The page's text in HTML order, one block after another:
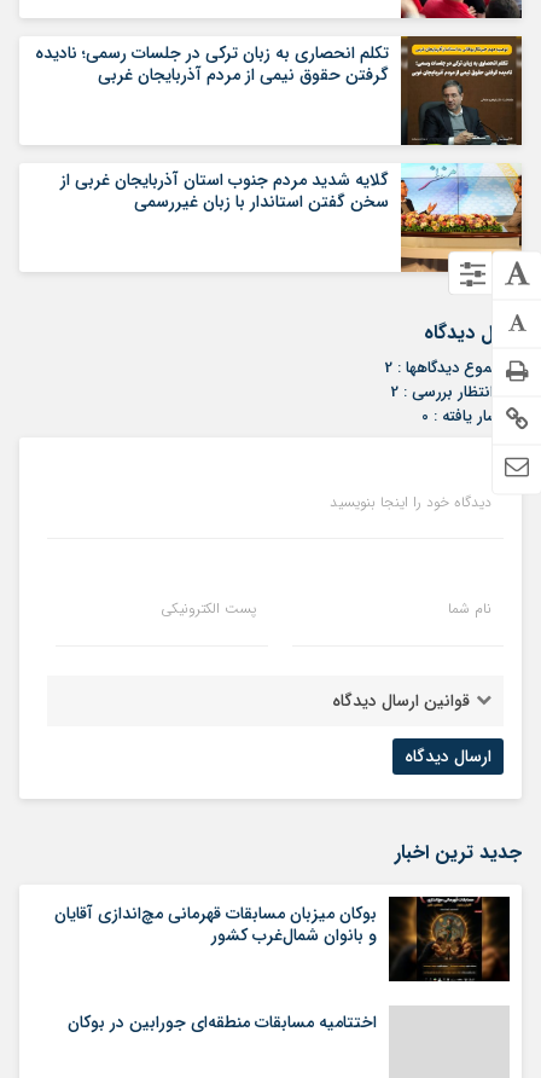
تکلم انحصاری به زبان ترکی در جلسات رسمی؛ نادیده
گرفتن حقوق نیمی از مردم آذربایجان غربی
گلایه شدید مردم جنوب استان آذربایجان غربی از
سخن گفتن استاندار با زبان غیررسمی
ارسال دیدگاه
مجموع دیدگاهها : 2
در انتظار بررسی : 2
انتشار یافته : 0
دیدگاه خود را اینجا بنویسید
نام شما پست الکترونیکی
قوانین ارسال دیدگاه
جدید ترین اخبار
بوکان میزبان مسابقات قهرمانی مچ‌اندازی آقایان
و بانوان شمال‌غرب کشور
اختتامیه مسابقات منطقه‌ای جورابین در بوکان